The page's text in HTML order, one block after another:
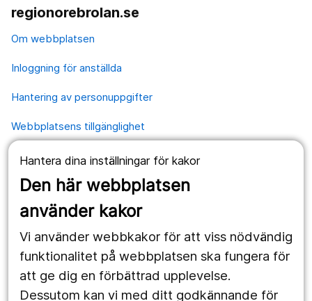
Hantera dina inställningar för kakor
Den här webbplatsen
använder kakor
Vi använder webbkakor för att viss nödvändig
funktionalitet på webbplatsen ska fungera för
att ge dig en förbättrad upplevelse.
Dessutom kan vi med ditt godkännande för
regionorebrolan.se
Om webbplatsen
Inloggning för anställda
Hantering av personuppgifter
Webbplatsens tillgänglighet
Våra webbplatser
1177.se
Region Örebro län